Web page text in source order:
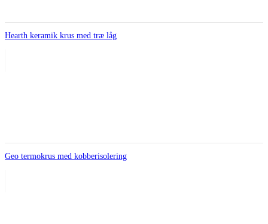
Hearth keramik krus med træ låg
Geo termokrus med kobberisolering